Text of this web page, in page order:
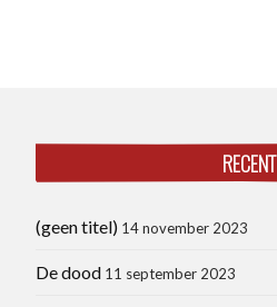
RECENT
(geen titel) 14 november 2023
De dood 11 september 2023